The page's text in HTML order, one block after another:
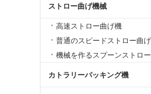
ストロー曲げ機械
高速ストロー曲げ機
機械を作るスプーンストロー
カトラリーパッキング機